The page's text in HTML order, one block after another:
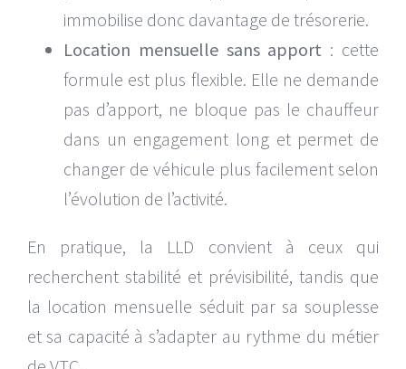
immobilise donc davantage de trésorerie.
Location mensuelle sans apport : cette
formule est plus flexible. Elle ne demande
pas d’apport, ne bloque pas le chauffeur
dans un engagement long et permet de
changer de véhicule plus facilement selon
l’évolution de l’activité.
En pratique, la LLD convient à ceux qui
recherchent stabilité et prévisibilité, tandis que
la location mensuelle séduit par sa souplesse
et sa capacité à s’adapter au rythme du métier